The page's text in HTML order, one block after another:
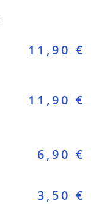
11,90 €
11,90 €
6,90 €
3,50 €